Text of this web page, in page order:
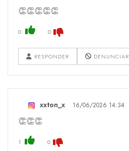
👏👏👏👏👏
0 0
RESPONDER DENUNCIAR
xxton_x 16/06/2026 14:34
👏👏👏
1 0